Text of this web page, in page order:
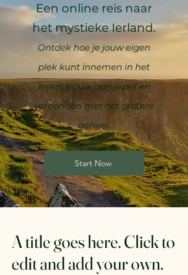
Een online reis naar
het mystieke Ierland.
Ontdek hoe je jouw eigen
plek kunt innemen in het
leven, trouw aan jezelf en
verbonden met het grotere
geheel.
Start Now
A title goes here. Click to
edit and add your own.